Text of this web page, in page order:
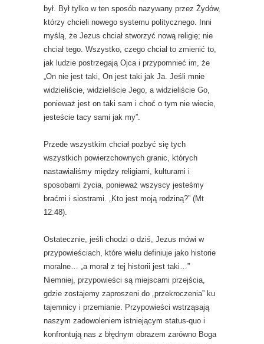
był. Był tylko w ten sposób nazywany przez Żydów,
którzy chcieli nowego systemu politycznego. Inni
myślą, że Jezus chciał stworzyć nową religię; nie
chciał tego. Wszystko, czego chciał to zmienić to,
jak ludzie postrzegają Ojca i przypomnieć im, że
„On nie jest taki, On jest taki jak Ja. Jeśli mnie
widzieliście, widzieliście Jego, a widzieliście Go,
ponieważ jest on taki sam i choć o tym nie wiecie,
jesteście tacy sami jak my”.
Przede wszystkim chciał pozbyć się tych
wszystkich powierzchownych granic, których
nastawialiśmy między religiami, kulturami i
sposobami życia, ponieważ wszyscy jesteśmy
braćmi i siostrami. „Kto jest moją rodziną?” (Mt
12:48).
Ostatecznie, jeśli chodzi o dziś, Jezus mówi w
przypowieściach, które wielu definiuje jako historie
moralne… „a morał z tej historii jest taki…”
Niemniej, przypowieści są miejscami przejścia,
gdzie zostajemy zaproszeni do „przekroczenia” ku
tajemnicy i przemianie. Przypowieści wstrząsają
naszym zadowoleniem istniejącym status-quo i
konfrontują nas z błędnym obrazem zarówno Boga